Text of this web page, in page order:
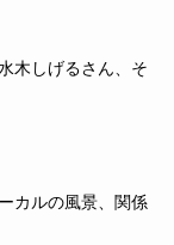
木しげるさん、そ
カルの風景、関係